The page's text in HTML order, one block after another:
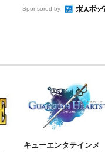
Sponsored by
キューエンタテインメ